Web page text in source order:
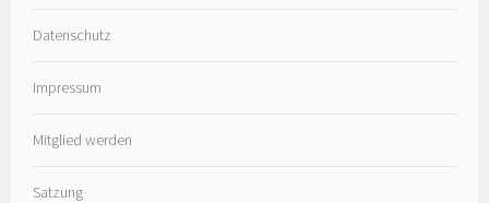
Datenschutz
Impressum
Mitglied werden
Satzung